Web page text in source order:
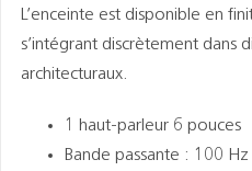
L’enceinte est disponible en
s’intégrant discrètement dans
architecturaux.
1 haut-parleur 6 pouces
Bande passante : 100